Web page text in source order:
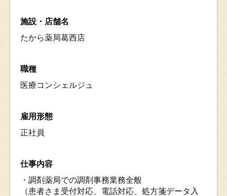
施設・店舗名
たから薬局葛西店
職種
医療コンシェルジュ
雇用形態
正社員
仕事内容
・調剤薬局での調剤事務業務全般
（患者さま受付対応、電話対応、処方箋データ入